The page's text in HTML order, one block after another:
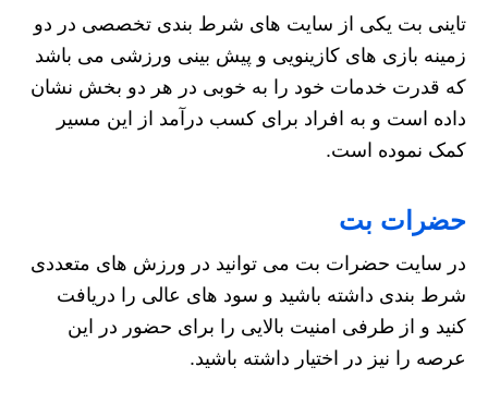
تاینی بت یکی از سایت های شرط بندی تخصصی در دو
زمینه بازی های کازینویی و پیش بینی ورزشی می باشد
که قدرت خدمات خود را به خوبی در هر دو بخش نشان
داده است و به افراد برای کسب درآمد از این مسیر
کمک نموده است.
حضرات بت
در سایت حضرات بت می توانید در ورزش های متعددی
شرط بندی داشته باشید و سود های عالی را دریافت
کنید و از طرفی امنیت بالایی را برای حضور در این
عرصه را نیز در اختیار داشته باشید.